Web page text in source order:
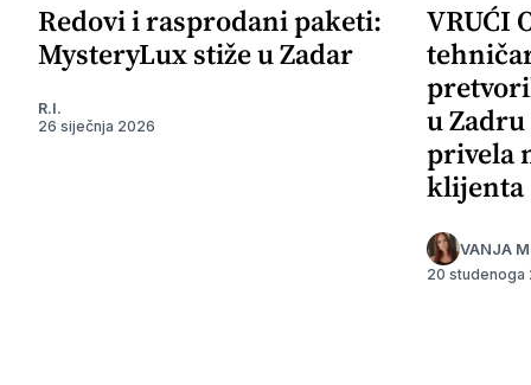
Redovi i rasprodani paketi:
MysteryLux stiže u Zadar
R.I.
26 siječnja 2026
VRUĆI
u Zadru
privela
klijenta
VANJA
20 studenoga